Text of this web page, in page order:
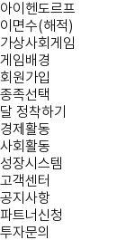
아이헨도르프
이면수(해적)
가상사회게임
게임배경
회원가입
종족선택
달 정착하기
경제활동
사회활동
성장시스템
고객센터
공지사항
파트너신청
투자문의